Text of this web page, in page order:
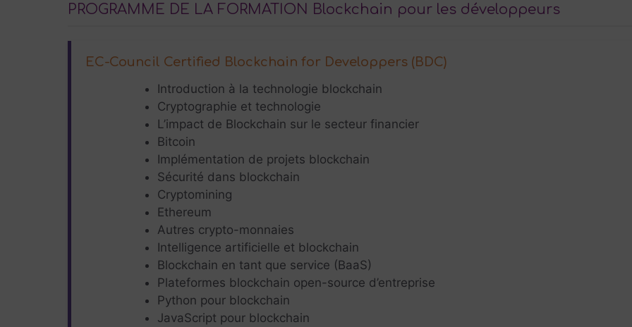
PROGRAMME DE LA FORMATION Blockchain pour les développeurs
EC-Council Certified Blockchain for Developpers (BDC)
Introduction à la technologie blockchain
Cryptographie et technologie
L’impact de Blockchain sur le secteur financier
Bitcoin
Implémentation de projets blockchain
Sécurité dans blockchain
Cryptomining
Ethereum
Autres crypto-monnaies
Intelligence artificielle et blockchain
Blockchain en tant que service (BaaS)
Plateformes blockchain open-source d’entreprise
Python pour blockchain
JavaScript pour blockchain